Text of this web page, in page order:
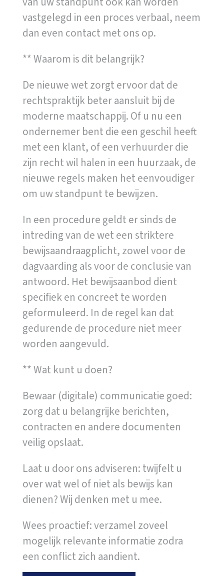
vastgelegd in een proces verbaal, neem
dan even contact met ons op.
** Waarom is dit belangrijk?
De nieuwe wet zorgt ervoor dat de
rechtspraktijk beter aansluit bij de
moderne maatschappij. Of u nu een
ondernemer bent die een geschil heeft
met een klant, of een verhuurder die
zijn recht wil halen in een huurzaak, de
nieuwe regels maken het eenvoudiger
om uw standpunt te bewijzen.
In een procedure geldt er sinds de
intreding van de wet een striktere
bewijsaandraagplicht, zowel voor de
dagvaarding als voor de conclusie van
antwoord. Het bewijsaanbod dient
specifiek en concreet te worden
geformuleerd. In de regel kan dat
gedurende de procedure niet meer
worden aangevuld.
** Wat kunt u doen?
Bewaar (digitale) communicatie goed:
zorg dat u belangrijke berichten,
contracten en andere documenten
veilig opslaat.
Laat u door ons adviseren: twijfelt u
over wat wel of niet als bewijs kan
dienen? Wij denken met u mee.
Wees proactief: verzamel zoveel
mogelijk relevante informatie zodra
een conflict zich aandient.